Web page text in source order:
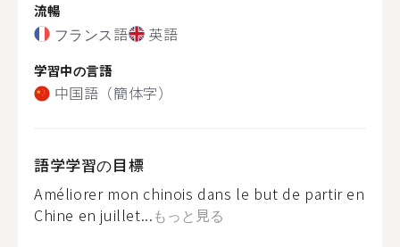
流暢
フランス語 英語
学習中の言語
中国語（簡体字）
語学学習の目標
Améliorer mon chinois dans le but de partir en
Chine en juillet...もっと見る